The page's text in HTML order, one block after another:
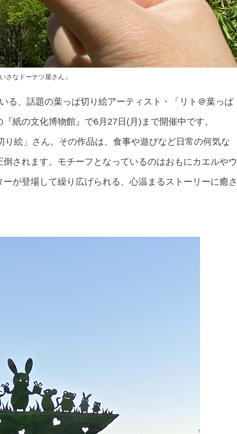
さなドーナツ屋さん」
る、話題の葉っぱ切り絵アーティスト・「リト＠葉っぱ
紙の文化博物館』で6月27日(月)まで開催中です。
絵」さん。その作品は、食事や遊びなど日常の何気な
されます。モチーフとなっているのはおもにカエルやウ
が登場して繰り広げられる、心温まるストーリーに癒さ